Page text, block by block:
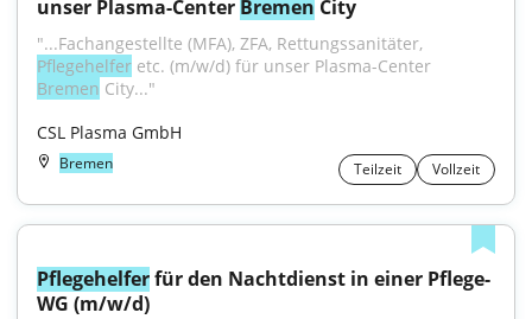
unser Plasma-Center Bremen City
Pflegehelfer
Bremen City..."
CSL Plasma GmbH
Bremen Teilzeit Vollzeit
Pflegehelfer für den Nachtdienst in einer Pflege-
WG (m/w/d)